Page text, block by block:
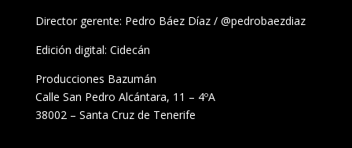
Director gerente: Pedro Báez Díaz / @pedrobaezdiaz
Edición digital: Cidecán
Producciones Bazumán
Calle San Pedro Alcántara, 11 – 4ºA
38002 – Santa Cruz de Tenerife